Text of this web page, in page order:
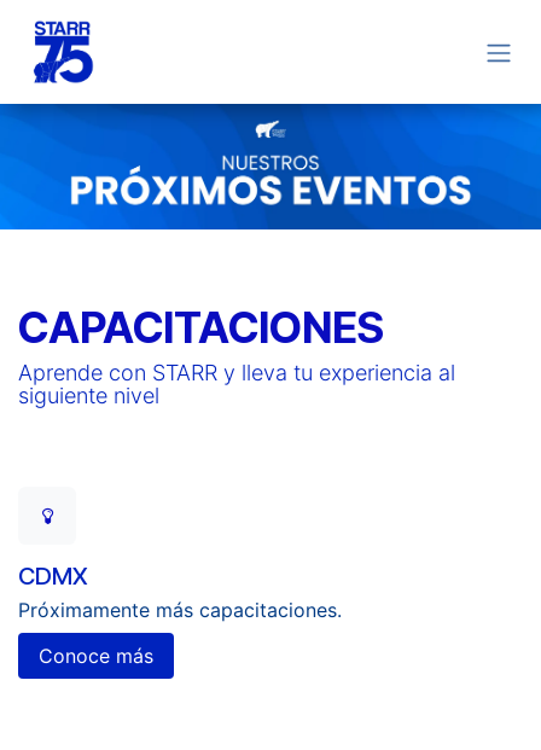
CAPACITACIONES
Aprende con STARR y lleva tu experiencia al
siguiente nivel
CDMX
Próximamente más capacitaciones.
Conoce más